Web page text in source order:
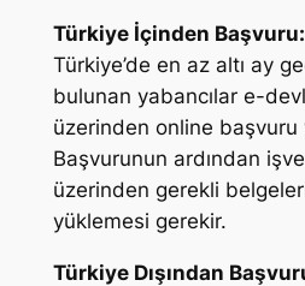
Türkiye İçinden Başvuru:
Türkiye’de en az altı ay
bulunan yabancılar e-
üzerinden online başvuru
Başvurunun ardından
üzerinden gerekli
yüklemesi gerekir.
Türkiye Dışından